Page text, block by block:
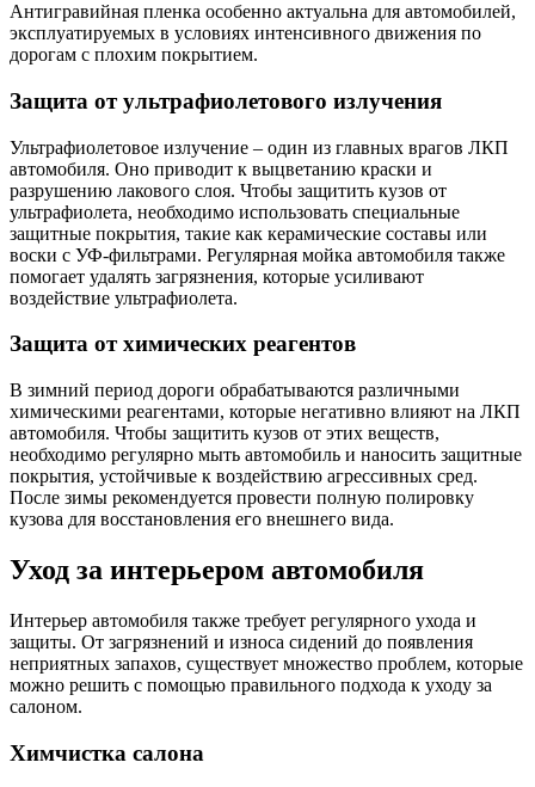
Антигравийная пленка особенно актуальна для автомобилей,
эксплуатируемых в условиях интенсивного движения по
дорогам с плохим покрытием.
Защита от ультрафиолетового излучения
Ультрафиолетовое излучение – один из главных врагов ЛКП
автомобиля. Оно приводит к выцветанию краски и
разрушению лакового слоя. Чтобы защитить кузов от
ультрафиолета, необходимо использовать специальные
защитные покрытия, такие как керамические составы или
воски с УФ-фильтрами. Регулярная мойка автомобиля также
помогает удалять загрязнения, которые усиливают
воздействие ультрафиолета.
Защита от химических реагентов
В зимний период дороги обрабатываются различными
химическими реагентами, которые негативно влияют на ЛКП
автомобиля. Чтобы защитить кузов от этих веществ,
необходимо регулярно мыть автомобиль и наносить защитные
покрытия, устойчивые к воздействию агрессивных сред.
После зимы рекомендуется провести полную полировку
кузова для восстановления его внешнего вида.
Уход за интерьером автомобиля
Интерьер автомобиля также требует регулярного ухода и
защиты. От загрязнений и износа сидений до появления
неприятных запахов, существует множество проблем, которые
можно решить с помощью правильного подхода к уходу за
салоном.
Химчистка салона